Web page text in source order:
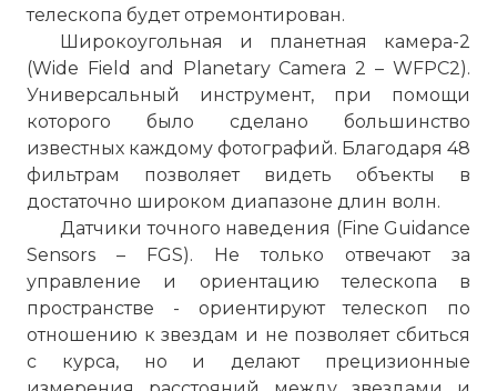
телескопа будет отремонтирован.
Широкоугольная и планетная камера-2
(Wide Field and Planetary Camera 2 – WFPC2).
Универсальный инструмент, при помощи
которого было сделано большинство
известных каждому фотографий. Благодаря 48
фильтрам позволяет видеть объекты в
достаточно широком диапазоне длин волн.
Датчики точного наведения (Fine Guidance
Sensors – FGS). Не только отвечают за
управление и ориентацию телескопа в
пространстве - ориентируют телескоп по
отношению к звездам и не позволяет сбиться
с курса, но и делают прецизионные